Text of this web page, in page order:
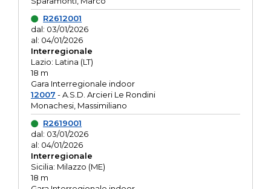
R2612001
dal: 03/01/2026
al: 04/01/2026
Interregionale
Lazio: Latina (LT)
18 m
Gara Interregionale indoor
12007 - A.S.D. Arcieri Le Rondini
Monachesi, Massimiliano
R2619001
dal: 03/01/2026
al: 04/01/2026
Interregionale
Sicilia: Milazzo (ME)
18 m